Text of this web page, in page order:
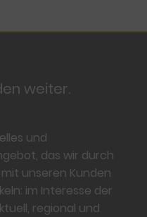
weiter.
und
das wir durch
unseren Kunden
im Interesse der
regional und